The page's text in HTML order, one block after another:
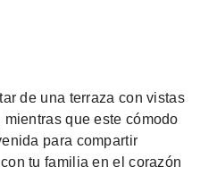
de una terraza con vistas
que este cómodo
para compartir
tu familia en el corazón